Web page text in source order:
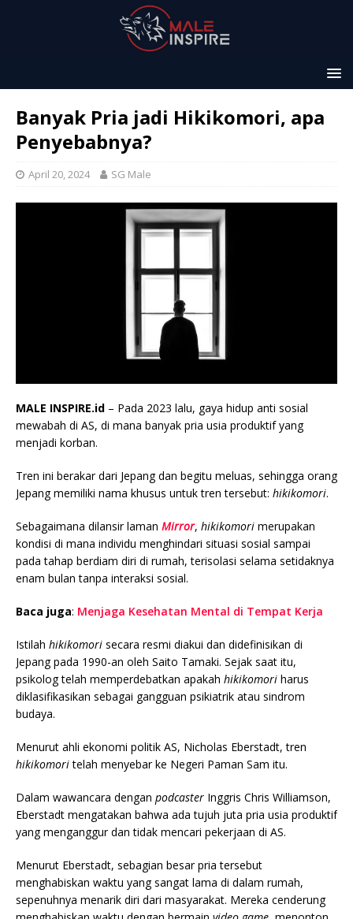
Banyak Pria jadi Hikikomori, apa
Penyebabnya?
April 20, 2024 SG Male
MALE INSPIRE.id – Pada 2023 lalu, gaya hidup anti sosial
mewabah di AS, di mana banyak pria usia produktif yang
menjadi korban.
Tren ini berakar dari Jepang dan begitu meluas, sehingga orang
Jepang memiliki nama khusus untuk tren tersebut: hikikomori.
Sebagaimana dilansir laman Mirror, hikikomori merupakan
kondisi di mana individu menghindari situasi sosial sampai
pada tahap berdiam diri di rumah, terisolasi selama setidaknya
enam bulan tanpa interaksi sosial.
Baca juga: Menjaga Kesehatan Mental di Tempat Kerja
Istilah hikikomori secara resmi diakui dan didefinisikan di
Jepang pada 1990-an oleh Saito Tamaki. Sejak saat itu,
psikolog telah memperdebatkan apakah hikikomori harus
diklasifikasikan sebagai gangguan psikiatrik atau sindrom
budaya.
Menurut ahli ekonomi politik AS, Nicholas Eberstadt, tren
hikikomoritelah menyebar ke Negeri Paman Sam itu.
Dalam wawancara dengan podcaster Inggris Chris Williamson,
Eberstadt mengatakan bahwa ada tujuh juta pria usia produktif
yang menganggur dan tidak mencari pekerjaan di AS.
Menurut Eberstadt, sebagian besar pria tersebut
menghabiskan waktu yang sangat lama di dalam rumah,
sepenuhnya menarik diri dari masyarakat. Mereka cenderung